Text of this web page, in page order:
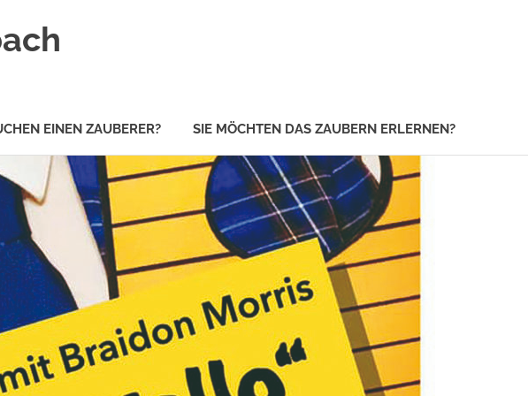
EINEN ZAUBERER? SIE MÖCHTEN DAS ZAUBERN ERLERNEN?